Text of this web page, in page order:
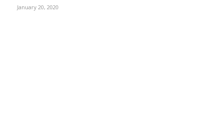
January 20, 2020